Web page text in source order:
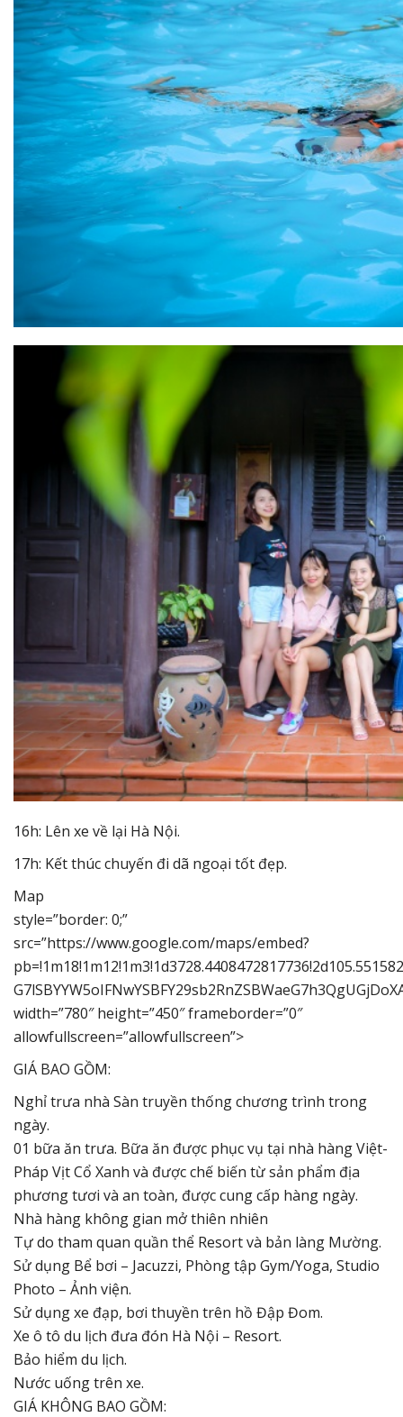
16h: Lên xe về lại Hà Nội.
17h: Kết thúc chuyến đi dã ngoại tốt đẹp.
Map
style=”border: 0;”
src=”https://www.google.com/maps/embed?
width=”780″ height=”450″ frameborder=”0″
allowfullscreen=”allowfullscreen”>
GIÁ BAO GỒM:
Nghỉ trưa nhà Sàn truyền thống chương trình trong
ngày.
01 bữa ăn trưa. Bữa ăn được phục vụ tại nhà hàng Việt-
Pháp Vịt Cổ Xanh và được chế biến từ sản phẩm địa
phương tươi và an toàn, được cung cấp hàng ngày.
Nhà hàng không gian mở thiên nhiên
Tự do tham quan quần thể Resort và bản làng Mường.
Sử dụng Bể bơi – Jacuzzi, Phòng tập Gym/Yoga, Studio
Photo – Ảnh viện.
Sử dụng xe đạp, bơi thuyền trên hồ Đập Đom.
Xe ô tô du lịch đưa đón Hà Nội – Resort.
Bảo hiểm du lịch.
Nước uống trên xe.
GIÁ KHÔNG BAO GỒM: